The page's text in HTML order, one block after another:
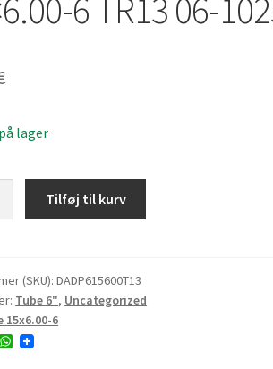
6 TR13 06-
lager
Tilføj til kurv
(SKU):DADP615600T13
Tube 6", Uncategorized
15x6.00-6
W